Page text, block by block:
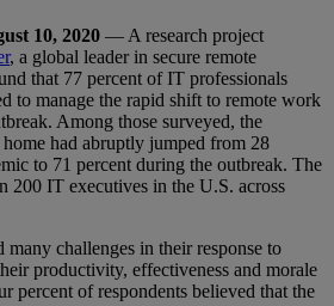
10, 2020 — A research project
, a global leader in secure remote
that 77 percent of IT professionals
to manage the rapid shift to remote work
Among those surveyed, the
had abruptly jumped from 28
to 71 percent during the outbreak. The
200 IT executives in the U.S. across
challenges in their response to
productivity, effectiveness and morale
percent of respondents believed that the